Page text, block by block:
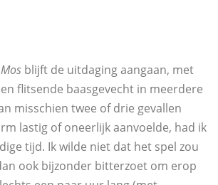
Mos blijft de uitdaging aangaan, met
flitsende baasgevecht in meerdere
misschien twee of drie gevallen
lastig of oneerlijk aanvoelde, had ik
tijd. Ik wilde niet dat het spel zou
ook bijzonder bitterzoet om erop